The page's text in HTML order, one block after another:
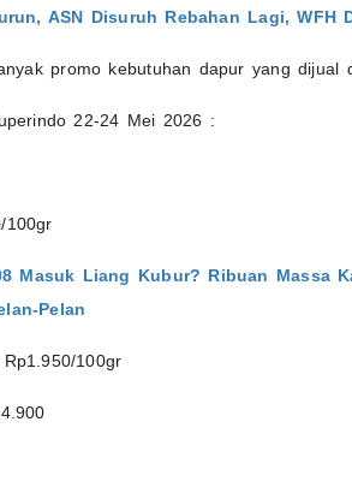
ASN Disuruh Rebahan Lagi, WFH
promo kebutuhan dapur yang dijual
22-24 Mei 2026 :
100gr
Masuk Liang Kubur? Ribuan Massa
Pelan
100gr